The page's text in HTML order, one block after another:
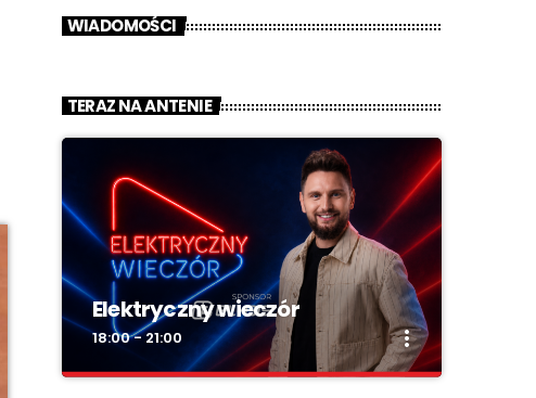
WIADOMOŚCI
TERAZ NA ANTENIE
Elektryczny wieczór
18:00 - 21:00 more_vert